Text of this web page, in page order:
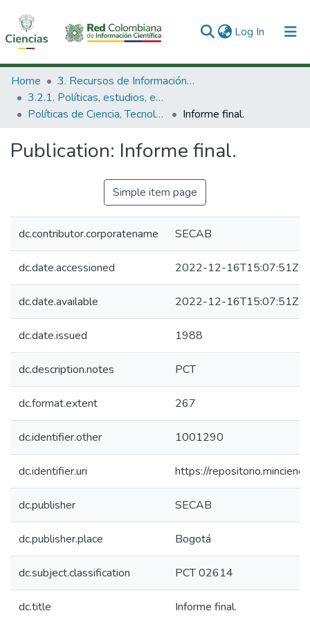
Log In (current)
Communities & Collections
All of DSpace
Home
3. Recursos de Información Científica y Tecnológica
3.2.1. Políticas, estudios, evaluaciones e indicadores de CTeI
Políticas de Ciencia, Tecnología e Innovación
Informe final.
Publication: Informe final.
Simple item page
dc.contributor.corporatename SECAB
dc.date.accessioned 2022-12-16T15:07:51Z
dc.date.available 2022-12-16T15:07:51Z
dc.date.issued 1988
dc.description.notes PCT
dc.format.extent 267
dc.identifier.other 1001290
dc.identifier.uri https://
dc.publisher SECAB
dc.publisher.place Bogotá
dc.subject.classification PCT 02614
dc.title Informe final.